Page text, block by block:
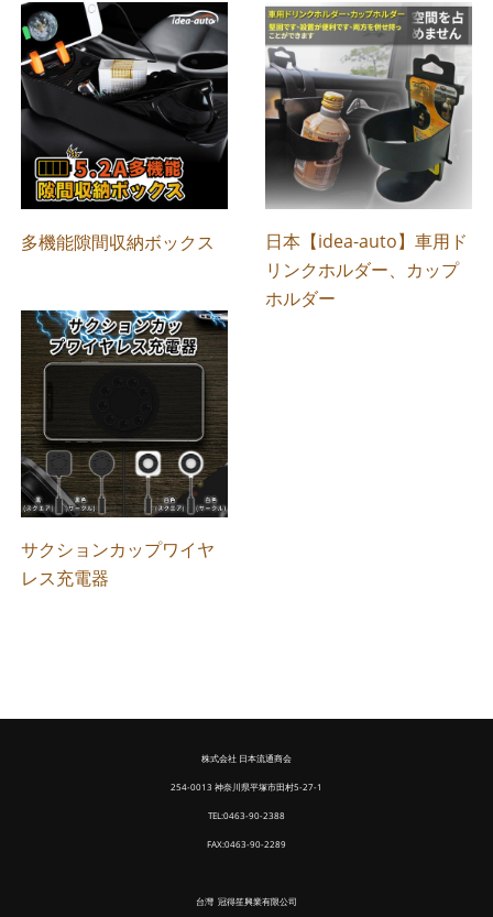
多機能隙間収納ボックス
日本【idea-auto】車用ド
リンクホルダー、カップ
ホルダー
サクションカップワイヤ
レス充電器
株式会社 日本流通商会
254-0013 神奈川県平塚市田村5-27-1
TEL:0463-90-2388
FAX:0463-90-2289
台灣 冠得笙興業有限公司